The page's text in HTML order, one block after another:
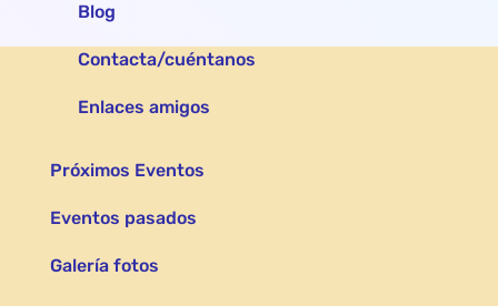
Blog
Contacta/cuéntanos
Enlaces amigos
Próximos Eventos
Eventos pasados
Galería fotos